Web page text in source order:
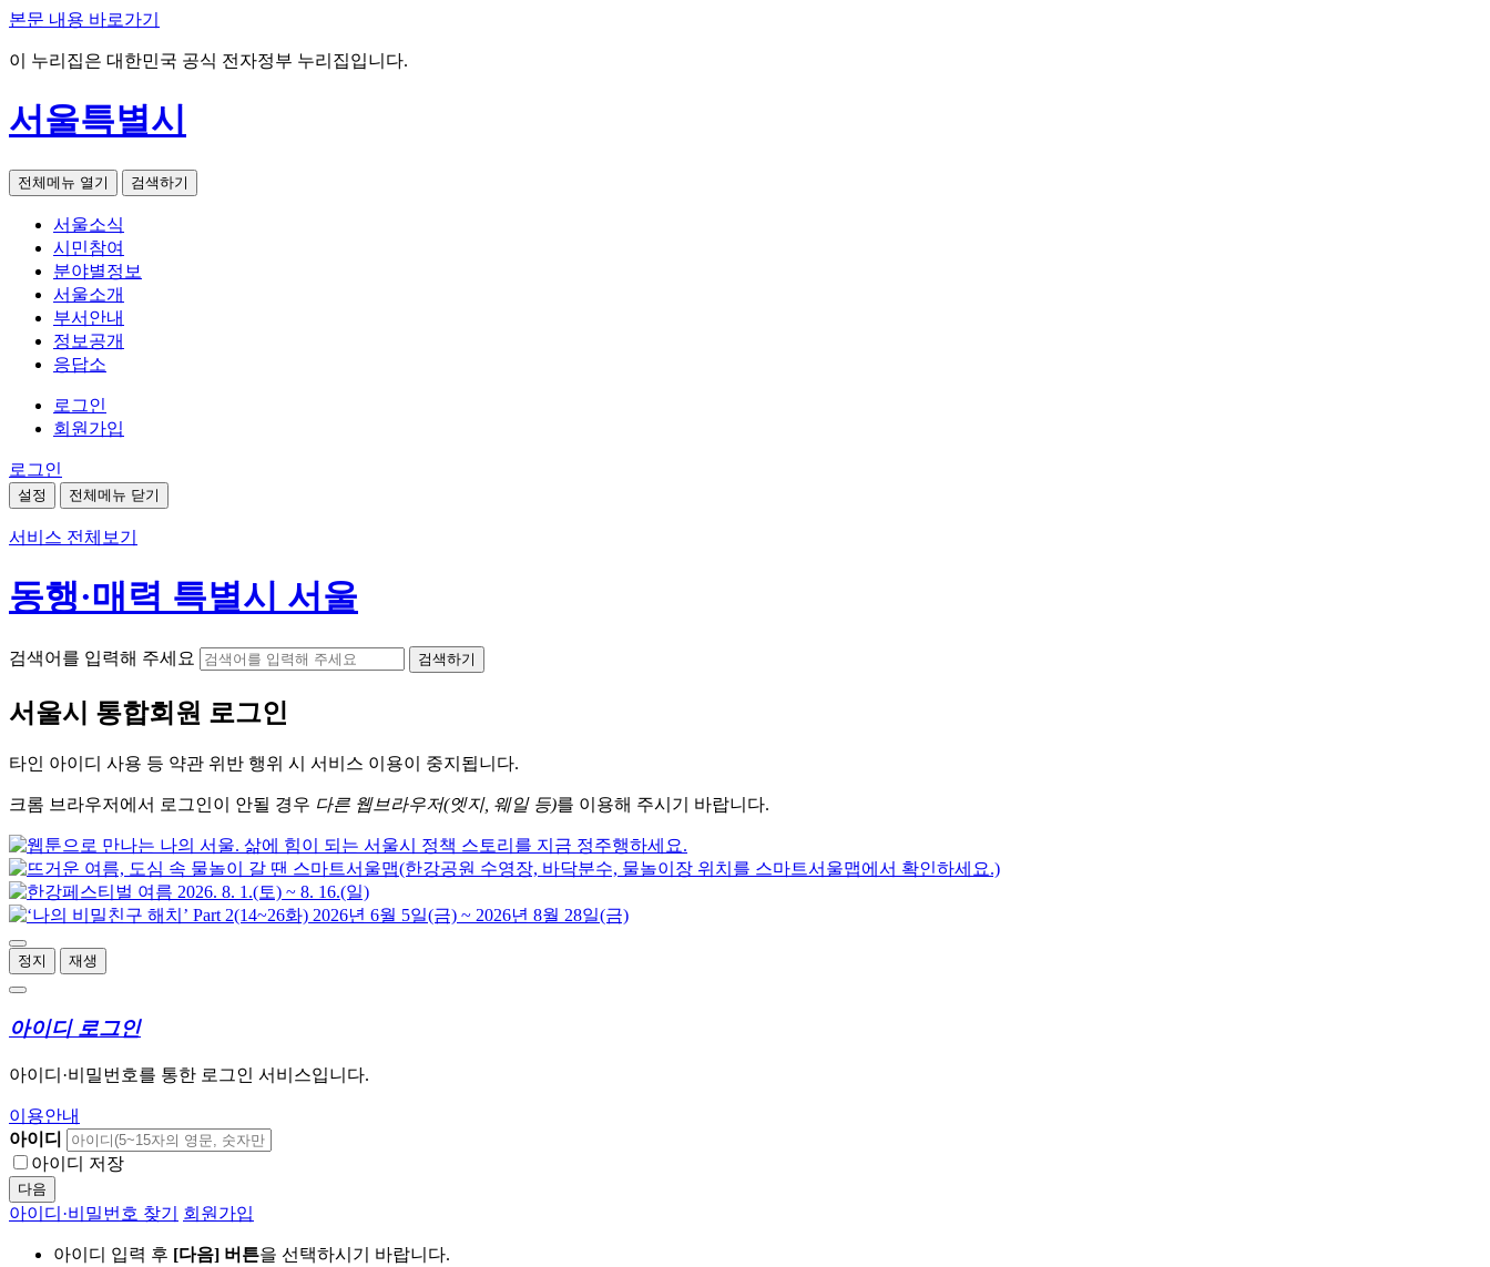
본문 내용 바로가기
이 누리집은 대한민국 공식 전자정부 누리집입니다.
서울특별시
전체메뉴 열기 검색하기
서울소식
시민참여
분야별정보
서울소개
부서안내
정보공개
응답소
로그인
회원가입
로그인
설정 전체메뉴 닫기
서비스 전체보기
동행·매력 특별시 서울
검색어를 입력해 주세요 검색하기
서울시 통합회원 로그인
타인 아이디 사용 등 약관 위반 행위 시 서비스 이용이 중지됩니다.
크롬 브라우저에서 로그인이 안될 경우 다른 웹브라우저(엣지, 웨일 등)를 이용해 주시기 바랍니다.
정지 재생
아이디 로그인
아이디·비밀번호를 통한 로그인 서비스입니다.
이용안내
아이디
아이디 저장
다음
아이디·비밀번호 찾기 회원가입
아이디 입력 후 [다음] 버튼을 선택하시기 바랍니다.